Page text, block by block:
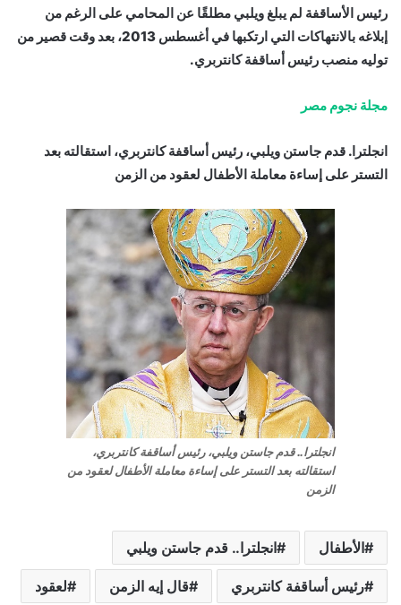
رئيس الأساقفة لم يبلغ ويلبي مطلقًا عن المحامي على الرغم من
إبلاغه بالانتهاكات التي ارتكبها في أغسطس 2013، بعد وقت قصير من
توليه منصب رئيس أساقفة كانتربري.
مجلة نجوم مصر
انجلترا. قدم جاستن ويلبي، رئيس أساقفة كانتربري، استقالته بعد
التستر على إساءة معاملة الأطفال لعقود من الزمن
انجلترا.. قدم جاستن ويلبي، رئيس أساقفة كانتربري،
استقالته بعد التستر على إساءة معاملة الأطفال لعقود من
الزمن
الأطفال انجلترا.. قدم جاستن ويلبي
رئيس أساقفة كانتربري قال إيه الزمن لعقود